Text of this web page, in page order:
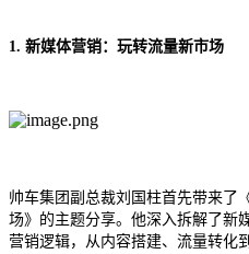
1. 新媒体营销：玩转流量新市场
帅车集团 副总裁刘国柱首先带来了
场》的主题分享。他深入拆解了新
营销逻辑，从内容搭建、流量转化